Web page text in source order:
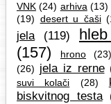
VNK (24) arhiva (13)
(19) desert u čaši
jela
(119)
(157)
hrono (23)
(26) jela iz rerne
suvi kolači
(28)
biskvitnog testa